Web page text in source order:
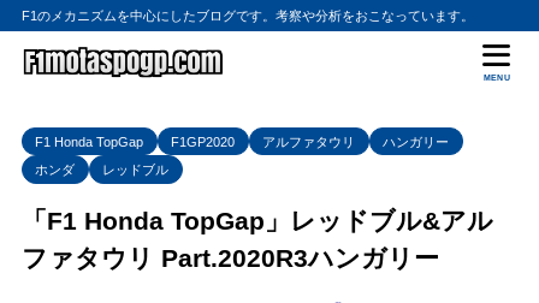
F1のメカニズムを中心にしたブログです。考察や分析をおこなっています。
MENU
F1 Honda TopGap F1GP2020 アルファタウリ
ハンガリー
ホンダ
レッドブル
「F1 Honda TopGap」レッドブル&アル
ファタウリ Part.2020R3ハンガリー